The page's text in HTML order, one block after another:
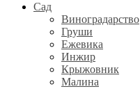
Сад
Виноградарство
Груши
Ежевика
Инжир
Крыжовник
Малина